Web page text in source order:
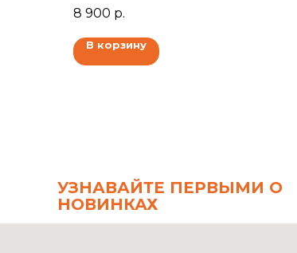
8 900 р.
В корзину
УЗНАВАЙТЕ ПЕРВЫМИ О
НОВИНКАХ